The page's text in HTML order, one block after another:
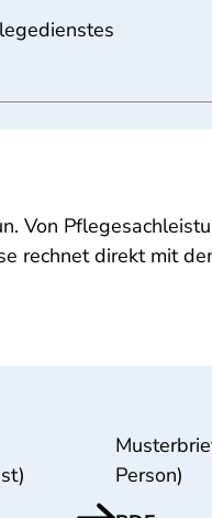
Von
rechnet direkt mit
Person)